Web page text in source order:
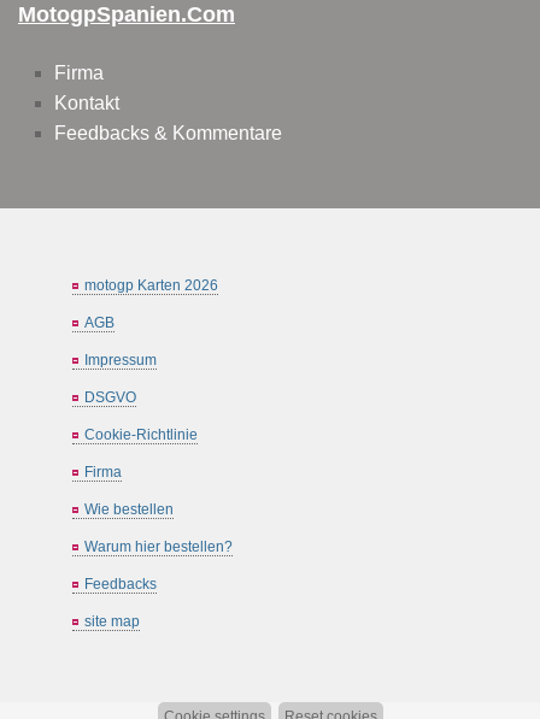
MotogpSpanien.com
Firma
Kontakt
Feedbacks & Kommentare
motogp Karten 2026
AGB
Impressum
DSGVO
Cookie-Richtlinie
Firma
Wie bestellen
Warum hier bestellen?
Feedbacks
site map